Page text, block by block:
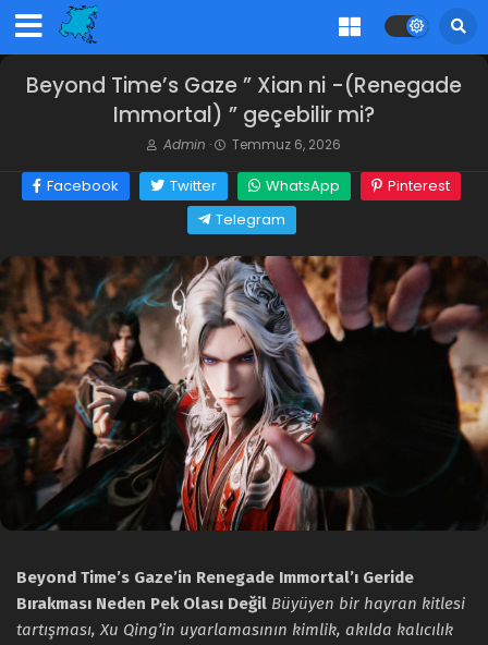
Beyond Time’s Gaze ” Xian ni -(Renegade
Immortal) ” geçebilir mi?
Admin · Temmuz 6, 2026
Facebook Twitter WhatsApp
Pinterest
Telegram
Beyond Time’s Gaze’in Renegade Immortal’ı Geride
Bırakması Neden Pek Olası Değil Büyüyen bir hayran kitlesi
tartışması, Xu Qing’in uyarlamasının kimlik, akılda kalıcılık